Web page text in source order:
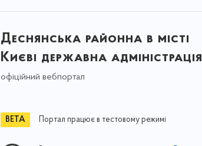
Деснянська районна в місті
Києві державна адміністрація
офіційний вебпортал
Портал працює в тестовому режимі